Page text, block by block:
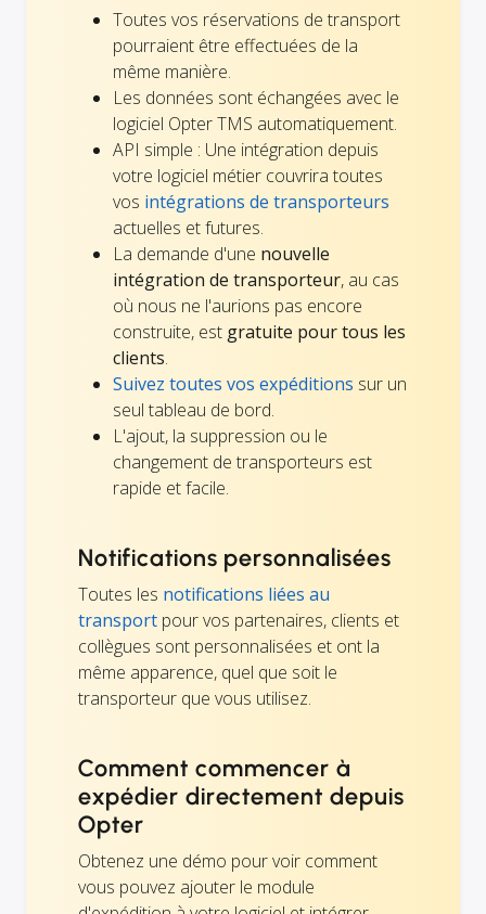
Toutes vos réservations de transport
pourraient être effectuées de la
même manière.
Les données sont échangées avec le
logiciel Opter TMS automatiquement.
API simple : Une intégration depuis
votre logiciel métier couvrira toutes
vos intégrations de transporteurs
actuelles et futures.
La demande d'une nouvelle
intégration de transporteur, au cas
où nous ne l'aurions pas encore
construite, est gratuite pour tous les
clients.
Suivez toutes vos expéditions sur un
seul tableau de bord.
L'ajout, la suppression ou le
changement de transporteurs est
rapide et facile.
Notifications personnalisées
Toutes les notifications liées au
transport pour vos partenaires, clients et
collègues sont personnalisées et ont la
même apparence, quel que soit le
transporteur que vous utilisez.
Comment commencer à
expédier directement depuis
Opter
Obtenez une démo pour voir comment
vous pouvez ajouter le module